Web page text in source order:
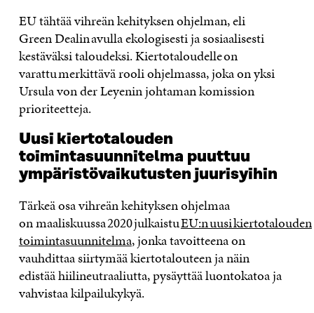
EU tähtää vihreän kehityksen ohjelman, eli
Green Dealin avulla ekologisesti ja sosiaalisesti
kestäväksi taloudeksi.Kiertotaloudelle on
varattu merkittävä rooli ohjelmassa, joka on yksi
Ursula von der Leyenin johtaman komission
prioriteetteja.
Uusi kiertotalouden
toimintasuunnitelma puuttuu
ympäristövaikutusten juurisyihin
Tärkeä osa vihreän kehityksen ohjelmaa
onmaaliskuussa 2020 julkaistuEU:n uusi kiertotalouden
toimintasuunnitelma, jonka tavoitteena on
vauhdittaa siirtymää kiertotalouteen ja näin
edistää hiilineutraaliutta, pysäyttää luontokatoa ja
vahvistaa kilpailukykyä.